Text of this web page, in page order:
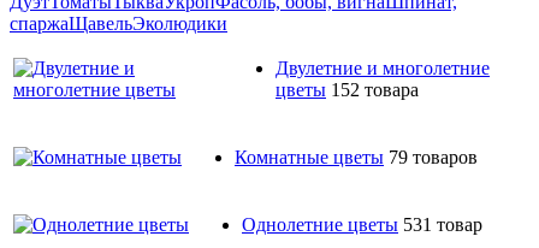
спаржаЩавельЭколюдики
Двулетние и многолетние
цветы 152 товара
Комнатные цветы 79 товаров
Однолетние цветы 531 товар